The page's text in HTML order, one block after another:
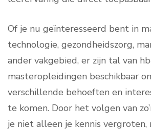
Of je nu geïnteresseerd bent in
technologie, gezondheidszorg,
ander vakgebied, er zijn tal van
masteropleidingen beschikbaar
verschillende behoeften en
te komen. Door het volgen van
je niet alleen je kennis vergroten,